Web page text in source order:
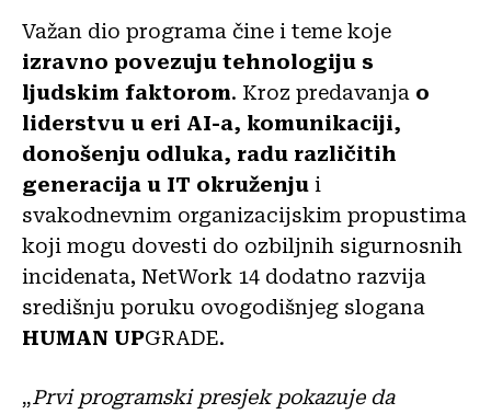
Važan dio programa čine i teme koje
izravno povezuju tehnologiju s
ljudskim faktorom. Kroz predavanja o
liderstvu u eri AI-a, komunikaciji,
donošenju odluka, radu različitih
generacija u IT okruženju i
svakodnevnim organizacijskim propustima
koji mogu dovesti do ozbiljnih sigurnosnih
incidenata, NetWork 14 dodatno razvija
središnju poruku ovogodišnjeg slogana
HUMAN UPGRADE.
„Prvi programski presjek pokazuje da